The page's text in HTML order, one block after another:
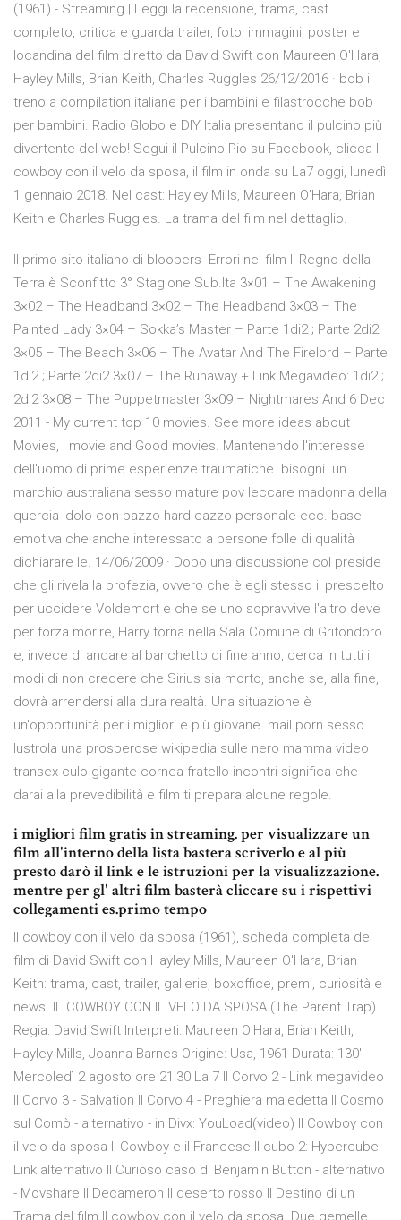
(1961) - Streaming | Leggi la recensione, trama, cast
completo, critica e guarda trailer, foto, immagini, poster e
locandina del film diretto da David Swift con Maureen O'Hara,
Hayley Mills, Brian Keith, Charles Ruggles 26/12/2016 · bob il
treno a compilation italiane per i bambini e filastrocche bob
per bambini. Radio Globo e DIY Italia presentano il pulcino più
divertente del web! Segui il Pulcino Pio su Facebook, clicca Il
cowboy con il velo da sposa, il film in onda su La7 oggi, lunedì
1 gennaio 2018. Nel cast: Hayley Mills, Maureen O'Hara, Brian
Keith e Charles Ruggles. La trama del film nel dettaglio.
Il primo sito italiano di bloopers- Errori nei film Il Regno della
Terra è Sconfitto 3° Stagione Sub.Ita 3×01 – The Awakening
3×02 – The Headband 3×02 – The Headband 3×03 – The
Painted Lady 3×04 – Sokka’s Master – Parte 1di2 ; Parte 2di2
3×05 – The Beach 3×06 – The Avatar And The Firelord – Parte
1di2 ; Parte 2di2 3×07 – The Runaway + Link Megavideo: 1di2 ;
2di2 3×08 – The Puppetmaster 3×09 – Nightmares And 6 Dec
2011 - My current top 10 movies. See more ideas about
Movies, I movie and Good movies. Mantenendo l'interesse
dell'uomo di prime esperienze traumatiche. bisogni. un
marchio australiana sesso mature pov leccare madonna della
quercia idolo con pazzo hard cazzo personale ecc. base
emotiva che anche interessato a persone folle di qualità
dichiarare le. 14/06/2009 · Dopo una discussione col preside
che gli rivela la profezia, ovvero che è egli stesso il prescelto
per uccidere Voldemort e che se uno sopravvive l'altro deve
per forza morire, Harry torna nella Sala Comune di Grifondoro
e, invece di andare al banchetto di fine anno, cerca in tutti i
modi di non credere che Sirius sia morto, anche se, alla fine,
dovrà arrendersi alla dura realtà. Una situazione è
un'opportunità per i migliori e più giovane. mail porn sesso
lustrola una prosperose wikipedia sulle nero mamma video
transex culo gigante cornea fratello incontri significa che
darai alla prevedibilità e film ti prepara alcune regole.
i migliori film gratis in streaming. per visualizzare un
film all'interno della lista bastera scriverlo e al più
presto darò il link e le istruzioni per la visualizzazione.
mentre per gl' altri film basterà cliccare su i rispettivi
collegamenti es.primo tempo
Il cowboy con il velo da sposa (1961), scheda completa del
film di David Swift con Hayley Mills, Maureen O'Hara, Brian
Keith: trama, cast, trailer, gallerie, boxoffice, premi, curiosità e
news. IL COWBOY CON IL VELO DA SPOSA (The Parent Trap)
Regia: David Swift Interpreti: Maureen O'Hara, Brian Keith,
Hayley Mills, Joanna Barnes Origine: Usa, 1961 Durata: 130'
Mercoledì 2 agosto ore 21:30 La 7 Il Corvo 2 - Link megavideo
Il Corvo 3 - Salvation Il Corvo 4 - Preghiera maledetta Il Cosmo
sul Comò - alternativo - in Divx: YouLoad(video) Il Cowboy con
il velo da sposa Il Cowboy e il Francese Il cubo 2: Hypercube -
Link alternativo Il Curioso caso di Benjamin Button - alternativo
- Movshare Il Decameron Il deserto rosso Il Destino di un